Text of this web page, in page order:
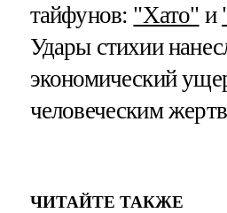
тайфунов: "Хато" и
Удары стихии
экономический
человеческим
ЧИТАЙТЕ ТАКЖЕ